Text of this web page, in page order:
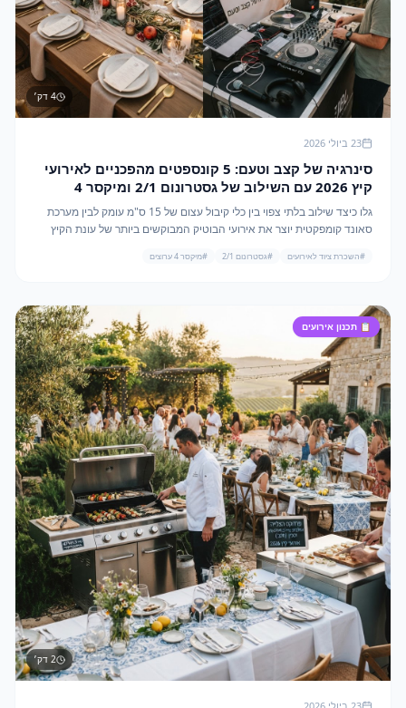
4 דק׳
23 ביולי 2026
סינרגיה של קצב וטעם: 5 קונספטים מהפכניים לאירועי
קיץ 2026 עם השילוב של גסטרונום 2/1 ומיקסר 4
ערוצים
גלו כיצד שילוב בלתי צפוי בין כלי קיבול עצום של 15 ס"מ עומק לבין מערכת
סאונד קומפקטית יוצר את אירועי הבוטיק המבוקשים ביותר של עונת הקיץ
#השכרת ציוד לאירועים #גסטרונום 2/1 #מיקסר 4 ערוצים
📋 תכנון אירועים
2 דק׳